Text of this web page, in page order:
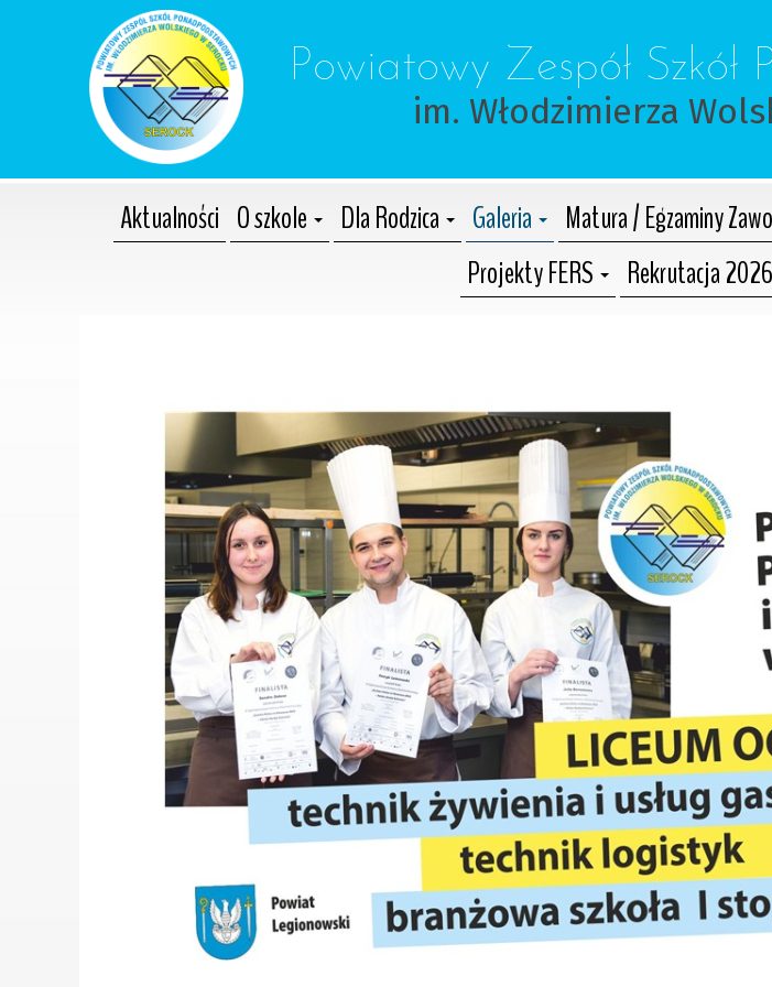
Powiatowy Zespół Szkół
im. Włodzimierza
Aktualności O szkole Dla Rodzica Galeria Matura / Egzaminy
Projekty FERS
Rekrutacja